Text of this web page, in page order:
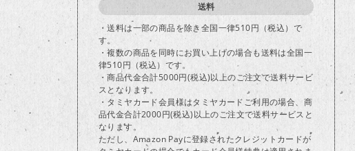
送料
・送料は一部の商品を除き全国一律510円（税込）で
す。
・複数の商品を同時にお買い上げの場合も送料は全国一
律510円（税込）です。
・商品代金合計5000円(税込)以上のご注文で送料サービ
スとなります。
・タミヤカード会員様はタミヤカードご利用の場合、商
品代金合計2000円(税込)以上のご注文で送料サービスと
なります。
ただし、Amazon Payに登録されたクレジットカードが